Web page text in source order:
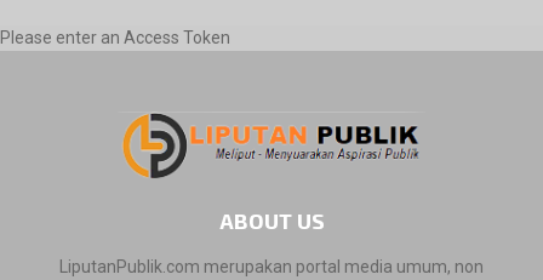
Please enter an Access Token
ABOUT US
LiputanPublik.com merupakan portal media umum, non